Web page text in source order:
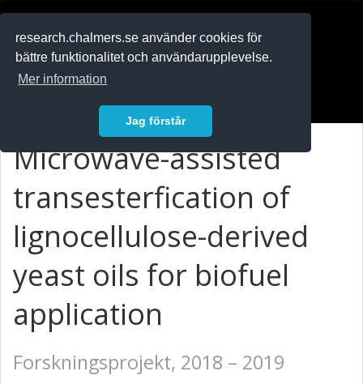
research.chalmers.se använder cookies för
bättre funktionalitet och användarupplevelse.
Mer information
Jag förstår
Microwave-assisted
transesterfication of
lignocellulose-derived
yeast oils for biofuel
application
Forskningsprojekt, 2018 – 2019